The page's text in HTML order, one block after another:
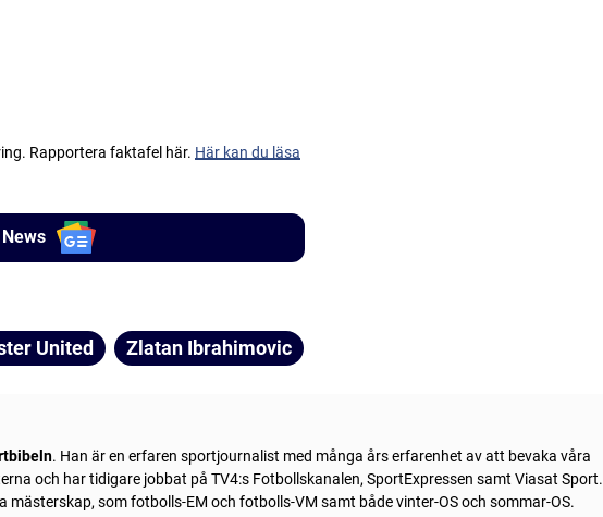
Rapportera faktafel här. Här kan du läsa
United Zlatan Ibrahimovic
. Han är en erfaren sportjournalist med många års erfarenhet av att bevaka våra
och har tidigare jobbat på TV4:s Fotbollskanalen, SportExpressen samt Viasat Sport.
som fotbolls-EM och fotbolls-VM samt både vinter-OS och sommar-OS.